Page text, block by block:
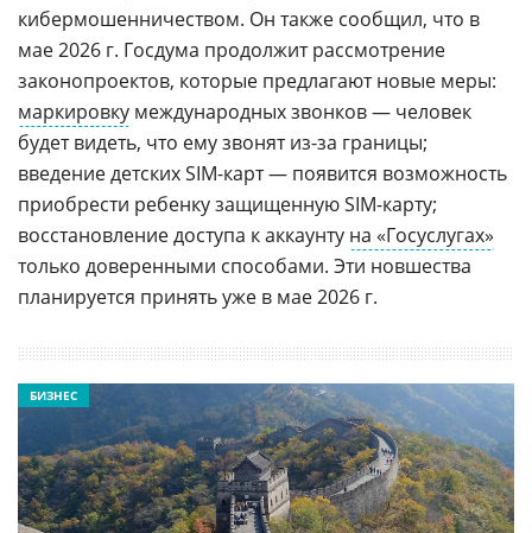
кибермошенничеством. Он также сообщил, что в
мае 2026 г. Госдума продолжит рассмотрение
законопроектов, которые предлагают новые меры:
маркировку международных звонков — человек
будет видеть, что ему звонят из-за границы;
введение детских SIM-карт — появится возможность
приобрести ребенку защищенную SIM-карту;
восстановление доступа к аккаунту на «Госуслугах»
только доверенными способами. Эти новшества
планируется принять уже в мае 2026 г.
БИЗНЕС